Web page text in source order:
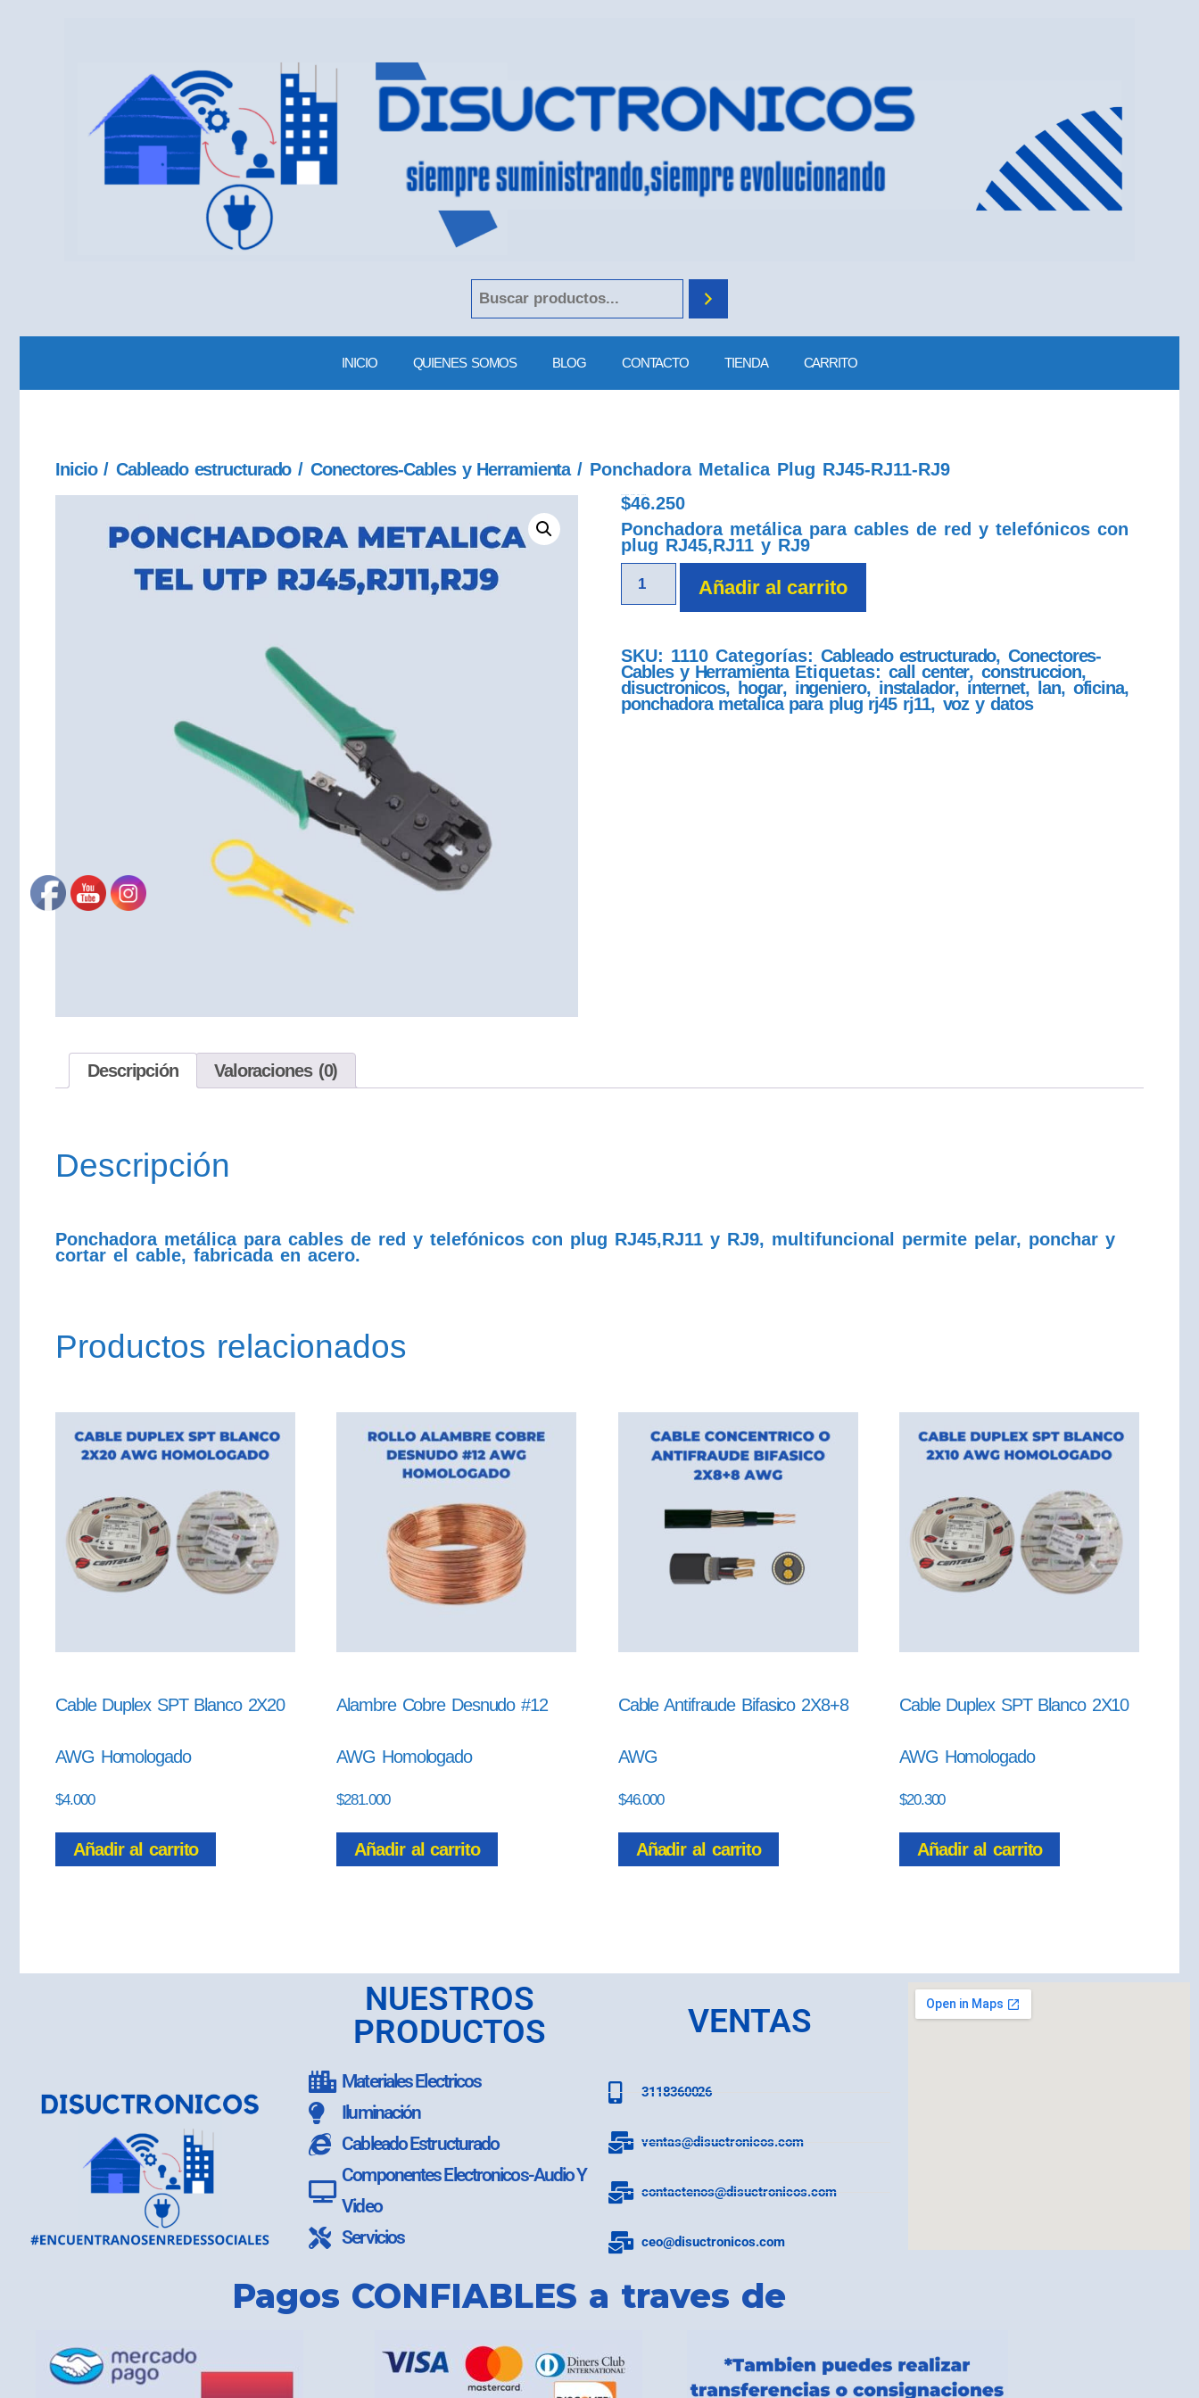
INICIO QUIENES SOMOS BLOG CONTACTO TIENDA CARRITO
Inicio/Cableado estructurado/Conectores-Cables y Herramienta/ Ponchadora Metalica Plug RJ45-RJ11-RJ9
$46.250
Ponchadora metálica para cables de red y telefónicos con
plug RJ45,RJ11 y RJ9
Añadir al carrito
SKU: 1110 Categorías:Cableado estructurado,Conectores-
Cables y Herramienta Etiquetas:call center,construccion,
disuctronicos, hogar, ingeniero, instalador, internet, lan, oficina,
ponchadora metalica para plug rj45 rj11, voz y datos
Descripción Valoraciones (0)
Descripción
Ponchadora metálica para cables de red y telefónicos con plug RJ45,RJ11 y RJ9, multifuncional permite pelar, ponchar y
cortar el cable, fabricada en acero.
Productos relacionados
Cable Duplex SPT Blanco 2X20
AWG Homologado
$4.000
Añadir al carrito
Alambre Cobre Desnudo #12
AWG Homologado
$281.000
Añadir al carrito
Cable Antifraude Bifasico 2X8+8
AWG
$46.000
Añadir al carrito
Cable Duplex SPT Blanco 2X10
AWG Homologado
$20.300
Añadir al carrito
NUESTROS
PRODUCTOS
Materiales Electricos
Iluminación
Cableado Estructurado
Componentes Electronicos-Audio Y
Video
Servicios
VENTAS
3118360026
ventas@disuctronicos.com
contactenos@disuctronicos.com
ceo@disuctronicos.com
Pagos CONFIABLES a traves de